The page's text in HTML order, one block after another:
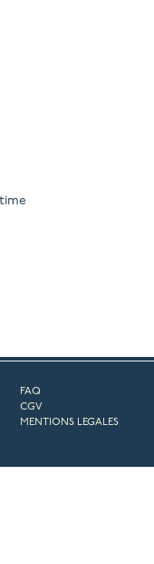
FAQ
CGV
MENTIONS LEGALES